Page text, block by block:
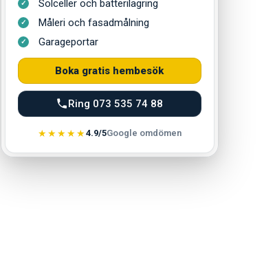
Solceller och batterilagring
Måleri och fasadmålning
Garageportar
Boka gratis hembesök
Ring 073 535 74 88
★★★★★4.9/5Google omdömen